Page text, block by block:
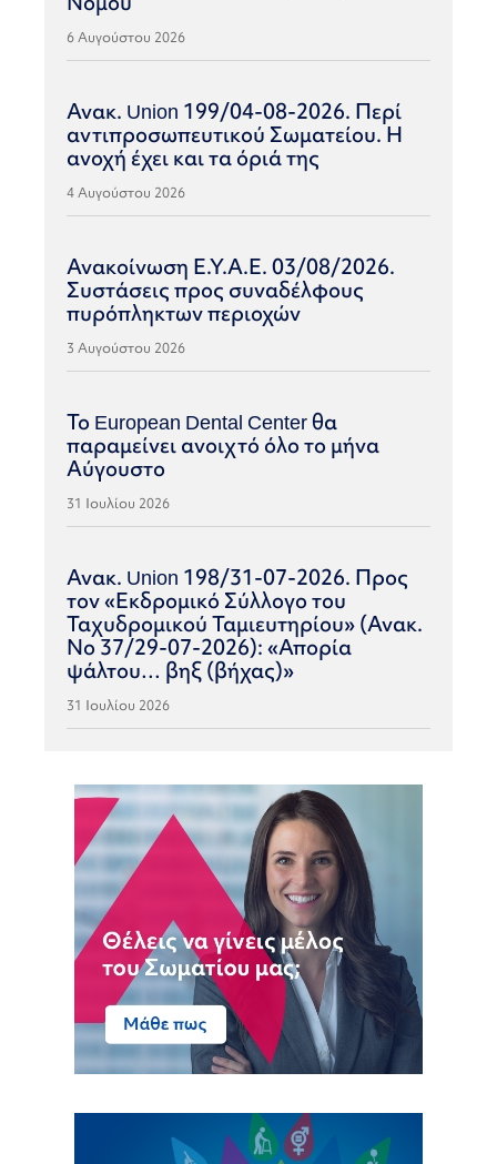
6 Αυγούστου 2026
Ανακ. Union 199/04-08-2026. Περί
αντιπροσωπευτικού Σωματείου. Η
ανοχή έχει και τα όριά της
4 Αυγούστου 2026
Ανακοίνωση Ε.Υ.Α.Ε. 03/08/2026.
Συστάσεις προς συναδέλφους
πυρόπληκτων περιοχών
3 Αυγούστου 2026
Το European Dental Center θα
παραμείνει ανοιχτό όλο το μήνα
Αύγουστο
31 Ιουλίου 2026
Ανακ. Union 198/31-07-2026. Προς
τον «Εκδρομικό Σύλλογο του
Ταχυδρομικού Ταμιευτηρίου» (Ανακ.
Νο 37/29-07-2026): «Απορία
ψάλτου… βηξ (βήχας)»
31 Ιουλίου 2026